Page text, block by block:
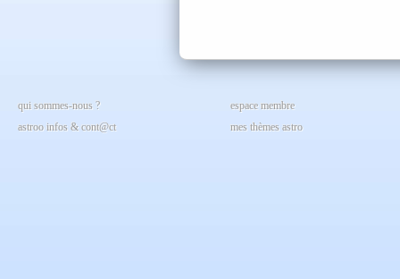
qui sommes-nous ?
astroo infos & cont@ct
espace membre
mes thèmes astro